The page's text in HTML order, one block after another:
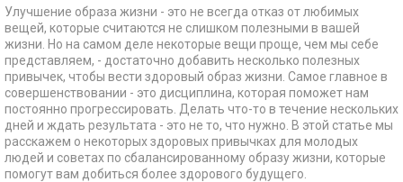
Улучшение образа жизни - это не всегда отказ от любимых
вещей, которые считаются не слишком полезными в вашей
жизни. Но на самом деле некоторые вещи проще, чем мы себе
представляем, - достаточно добавить несколько полезных
привычек, чтобы вести здоровый образ жизни. Самое главное в
совершенствовании - это дисциплина, которая поможет нам
постоянно прогрессировать. Делать что-то в течение нескольких
дней и ждать результата - это не то, что нужно. В этой статье мы
расскажем о некоторых здоровых привычках для молодых
людей и советах по сбалансированному образу жизни, которые
помогут вам добиться более здорового будущего.